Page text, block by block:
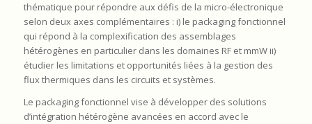
thématique pour répondre aux défis de la micro-électronique
selon deux axes complémentaires : i) le packaging fonctionnel
qui répond à la complexification des assemblages
hétérogènes en particulier dans les domaines RF et mmW ii)
étudier les limitations et opportunités liées à la gestion des
flux thermiques dans les circuits et systèmes.
Le packaging fonctionnel vise à développer des solutions
d’intégration hétérogène avancées en accord avec le